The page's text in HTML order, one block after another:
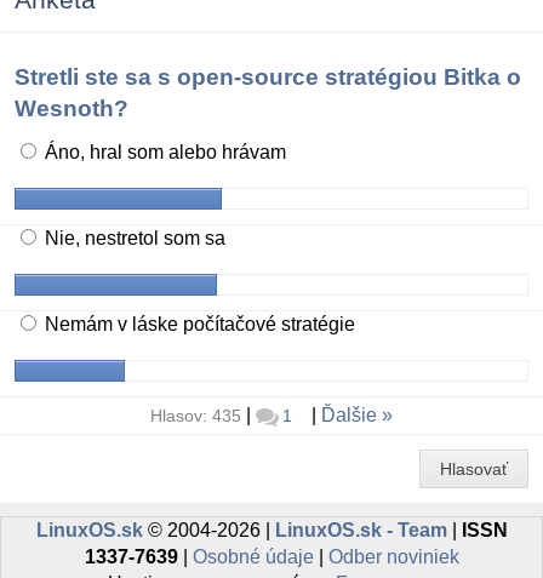
Stretli ste sa s open-source stratégiou Bitka o
Wesnoth?
Áno, hral som alebo hrávam
Nie, nestretol som sa
Nemám v láske počítačové stratégie
Hlasov: 435 1 Ďalšie
Hlasovať
LinuxOS.sk© 2004-2026 | LinuxOS.sk - Team|
ISSN
1337-7639| Osobné údaje| Odber noviniek